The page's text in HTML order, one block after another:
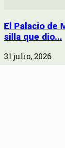
El Palacio de
silla que dio...
31 julio, 2026